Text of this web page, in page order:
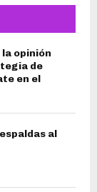
opinión
de
en el
al